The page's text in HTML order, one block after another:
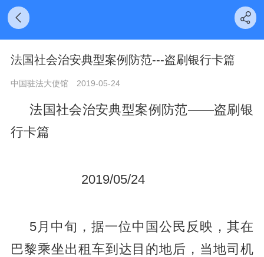
法国社会治安典型案例防范---盗刷银行卡篇
中国驻法大使馆 2019-05-24
法国社会治安典型案例防范——盗刷银
行卡篇
2019/05/24
5月中旬，据一位中国公民反映，其在
巴黎乘坐出租车到达目的地后，当地司机